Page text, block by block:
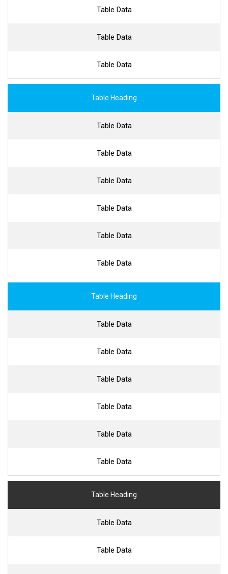
Table Data
Table Data
Table Data
Table Heading
Table Data
Table Data
Table Data
Table Data
Table Data
Table Data
Table Heading
Table Data
Table Data
Table Data
Table Data
Table Data
Table Data
Table Heading
Table Data
Table Data